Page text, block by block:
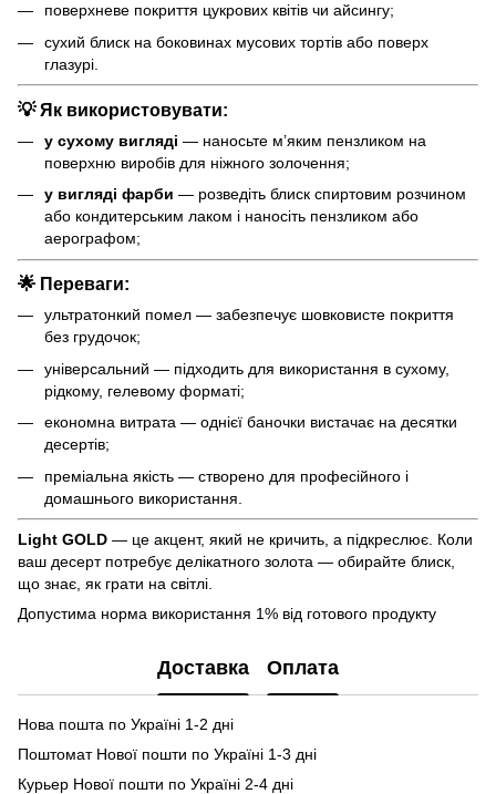
поверхневе покриття цукрових квітів чи айсингу;
сухий блиск на боковинах мусових тортів або поверх
глазурі.
💡 Як використовувати:
у сухому вигляді — наносьте м’яким пензликом на
поверхню виробів для ніжного золочення;
у вигляді фарби — розведіть блиск спиртовим розчином
або кондитерським лаком і наносіть пензликом або
аерографом;
🌟 Переваги:
ультратонкий помел — забезпечує шовковисте покриття
без грудочок;
універсальний — підходить для використання в сухому,
рідкому, гелевому форматі;
економна витрата — однієї баночки вистачає на десятки
десертів;
преміальна якість — створено для професійного і
домашнього використання.
Light GOLD — це акцент, який не кричить, а підкреслює. Коли
ваш десерт потребує делікатного золота — обирайте блиск,
що знає, як грати на світлі.
Допустима норма використання 1% від готового продукту
Доставка Оплата
Нова пошта по Україні 1-2 дні
Поштомат Нової пошти по Україні 1-3 дні
Курьер Нової пошти по Україні 2-4 дні